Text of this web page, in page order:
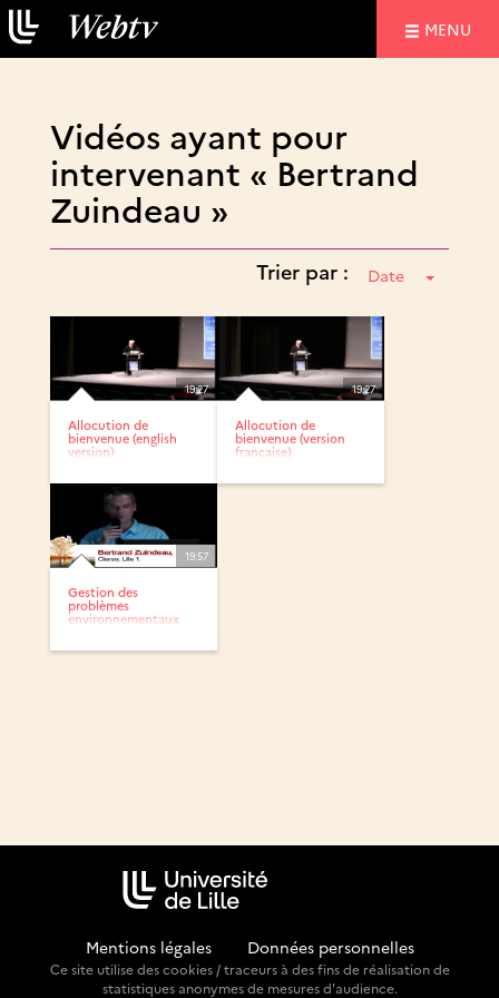
MENU
Vidéos ayant pour
intervenant « Bertrand
Zuindeau »
Trier par : Date
19:27
Allocution de
bienvenue (english
version)
19:27
Allocution de
bienvenue (version
française)
19:57
Gestion des
problèmes
environnementaux
Mentions légales Données personnelles
Ce site utilise des cookies / traceurs à des fins de réalisation de
statistiques anonymes de mesures d'audience.